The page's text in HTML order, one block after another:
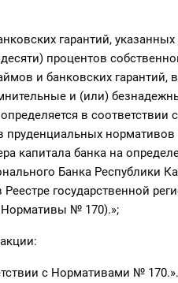
гарантий, указанных
процентов
и банковских гарантий,
и (или)
в соответствии с
пруденциальных
капитала банка на
Банка Республики
государственной
№ 170).»;
с Нормативами № 170.».